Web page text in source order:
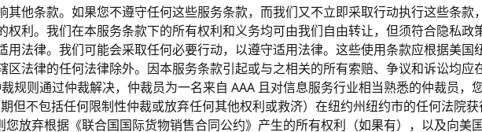
其他条款。如果您不遵守任何这些服务条款，而我们又不立即采取行动执行这些条
权利。我们在本服务条款下的所有权利和义务均可由我们自由转让，但须符合隐私政
用法律。我们可能会采取任何必要行动，以遵守适用法律。这些使用条款应根据美
区法律的任何法律除外。因本服务条款引起或与之相关的所有索赔、争议和诉讼均
裁规则通过仲裁解决，仲裁员为一名来自 AAA 且对信息服务行业相当熟悉的仲裁员，
但不包括任何限制性仲裁或放弃任何其他权利或救济）在纽约州纽约市的任何法院
您放弃根据《联合国国际货物销售合同公约》产生的所有权利（如果有），以及向美